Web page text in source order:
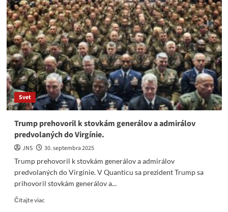
čosi
ako
blcha
vo
vládnom
kožuchu.
Svet
Trump prehovoril k stovkám generálov a admirálov
predvolaných do Virgínie.
JNS
30. septembra 2025
Trump prehovoril k stovkám generálov a admirálov
predvolaných do Virgínie. V Quanticu sa prezident Trump sa
prihovoril stovkám generálov a...
Čítajte viacRead